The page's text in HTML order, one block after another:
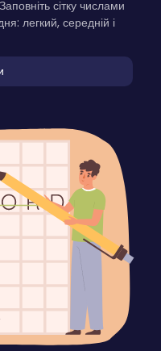
сітку числами
легкий, середній і